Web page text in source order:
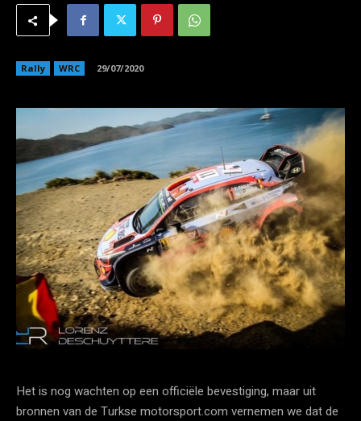
Rally WRC 29/07/2020
Het is nog wachten op een officiële bevestiging, maar uit
bronnen van de Turkse motorsport.com vernemen we dat de